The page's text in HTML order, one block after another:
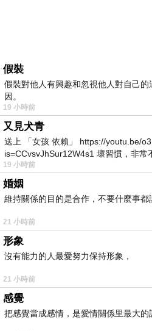
假裝
假裝對他人有興趣和忽視他人對自己
因。
19 小時前
又見犬青
送上 「女孩 依賴」 https://youtu.be/
is=CCvsvJhSur12W4s1 壞習慣，非常
我害怕的
19 小時前
婚姻
維持關係的目的是合作，不要什麼事都
21 小時前
形象
沒有能力的人最愛努力保持形象，
21 小時前
感覺
把感覺當成感情，是愛情關係里最大的